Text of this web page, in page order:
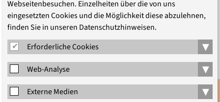
„Meilenstein auf einem
Webseitenbesuchen. Einzelheiten über die von uns
eingesetzten Cookies und die Möglichkeit diese abzulehnen,
finden Sie in unseren Datenschutzhinweisen.
Erforderliche Cookies
▾
Web-Analyse ▾
Externe Medien ▾